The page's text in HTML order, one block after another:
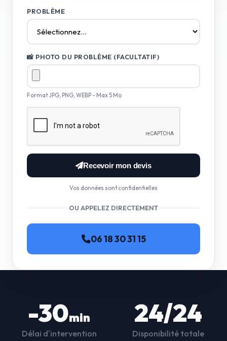
PROBLÈME
📸 PHOTO DU PROBLÈME (FACULTATIF)
Format JPG, PNG, WEBP - Max 5 Mo
Recevoir mon devis
Vos données sont confidentielles
OU APPELEZ DIRECTEMENT
06 18 30 31 15
-30min
Délai d'intervention
24/24
Disponibilité totale